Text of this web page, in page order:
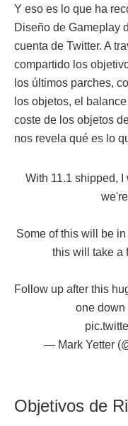
Y eso es lo que ha
Diseño de Gameplay
cuenta de Twitter. A
compartido los
los últimos parches,
los objetos, el
coste de los objetos
nos revela qué es lo
With 11.1 shipped,
Some of this will be
this will take a
Follow up after this
one down
— Mark Yetter
Objetivos de